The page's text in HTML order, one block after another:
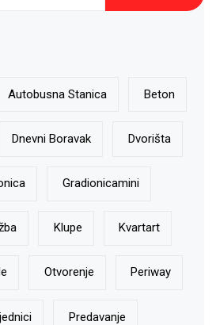
Autobusna Stanica Beton
Dnevni Boravak Dvorišta
Gradionicamini
Klupe Kvartart
Otvorenje Periway
Predavanje